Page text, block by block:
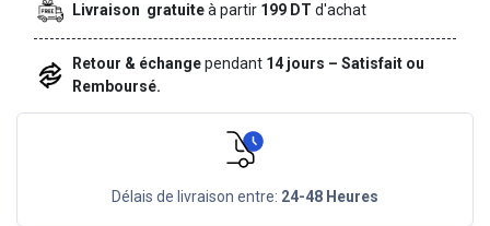
Livraison gratuiteà partir 199 DTd'achat
Retour & échangependant 14 jours – Satisfait ou
Remboursé.
Délais de livraison entre: 24-48 Heures